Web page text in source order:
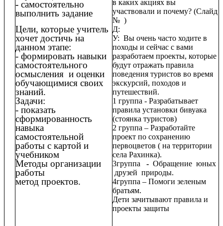
- самостоятельно
выполнить задание
Цели, которые учитель
хочет достичь на
данном этапе:
- формировать навыки
самостоятельного
осмысления и оценки
обучающимися своих
знаний.
Задачи:
- показать
сформированность
навыка
самостоятельной
работы с картой и
учебником
Методы организации
работы
метод проектов.
в каких акциях вы
участвовали и почему? (Слайд
№ )
Д:
У: Вы очень часто ходите в
походы и сейчас с вами
разработаем проекты, которые
будут отражать правила
поведения туристов во время
экскурсий, походов и
путешествий.
1 группа - Разрабатывает
правила установки бивуака
(стоянка туристов)
2 группа – Разработайте
проект по сохранению
первоцветов ( на территории
села Рахинка).
3группа - Обращение юных
друзей природы.
4группа – Помоги зеленым
братьям.
Дети зачитывают правила и
проекты защиты